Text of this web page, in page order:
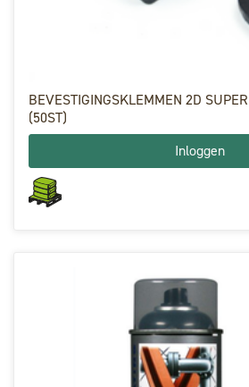
BEVESTIGINGSKLEMMEN 2D
(50ST)
Inloggen